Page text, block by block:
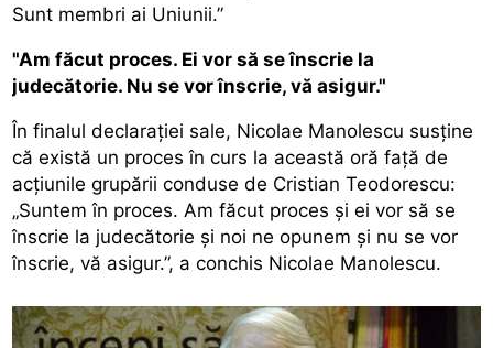
Sunt membri ai Uniunii.”
"Am făcut proces. Ei vor să se înscrie la
judecătorie. Nu se vor înscrie, vă asigur."
În finalul declaraţiei sale, Nicolae Manolescu susţine
că există un proces în curs la această oră faţă de
acţiunile grupării conduse de Cristian Teodorescu:
„Suntem în proces. Am făcut proces şi ei vor să se
înscrie la judecătorie şi noi ne opunem şi nu se vor
înscrie, vă asigur.”, a conchis Nicolae Manolescu.